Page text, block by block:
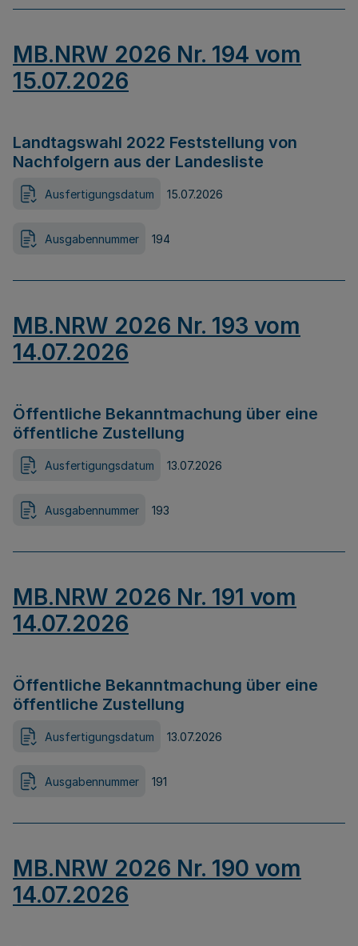
MB.NRW 2026 Nr. 194 vom
15.07.2026
Landtagswahl 2022 Feststellung von
Nachfolgern aus der Landesliste
Ausfertigungsdatum 15.07.2026
Ausgabennummer 194
MB.NRW 2026 Nr. 193 vom
14.07.2026
Öffentliche Bekanntmachung über eine
öffentliche Zustellung
Ausfertigungsdatum 13.07.2026
Ausgabennummer 193
MB.NRW 2026 Nr. 191 vom
14.07.2026
Öffentliche Bekanntmachung über eine
öffentliche Zustellung
Ausfertigungsdatum 13.07.2026
Ausgabennummer 191
MB.NRW 2026 Nr. 190 vom
14.07.2026